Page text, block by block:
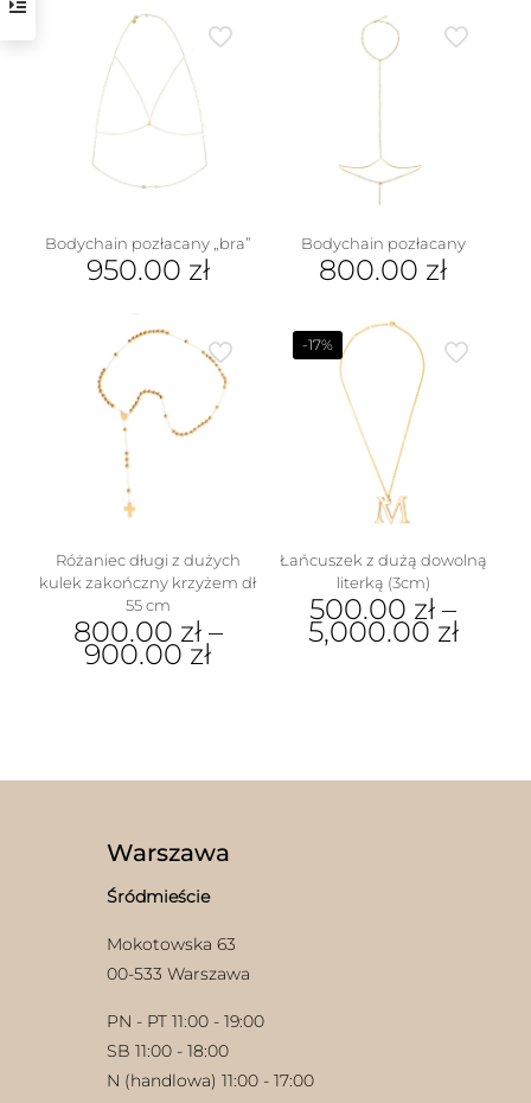
ma
wiele
wariantów.
Opcje
można
stronie
wariantów.
Opcje
produktu
Bodychain pozłacany „bra”
950.00 zł
Bodychain pozłacany
800.00 zł
Różaniec długi z dużych
kulek zakończny krzyżem dł
55 cm
800.00 zł–
900.00zł
na
stronie
produktu
-17%
Łańcuszek z dużą dowolną
literką (3cm)
500.00 zł –
5,000.00zł
Warszawa
Śródmieście
Mokotowska 63
00-533 Warszawa
PN - PT 11:00 - 19:00
SB 11:00 - 18:00
N (handlowa) 11:00 - 17:00